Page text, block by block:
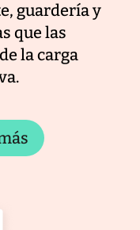
guardería y
que las
la carga